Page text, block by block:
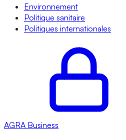
Environnement
Politique sanitaire
Politiques internationales
AGRA Business